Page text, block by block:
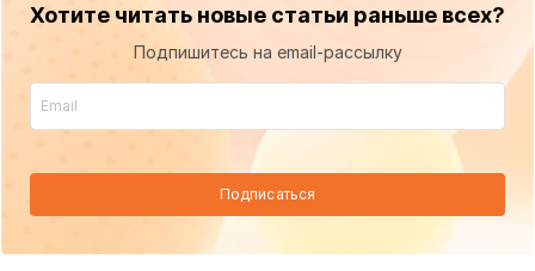
Хотите читать новые статьи раньше всех?
Подпишитесь на email-рассылку
Подписаться